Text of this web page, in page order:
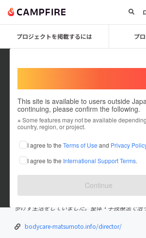
プロジェクトを掲載するには プ
This site is available to users outside
continuing, please confirm the following.
※ Some features may not be available
country, region, or project.
I agree to the Terms of Use and Privacy
I agree to the International Support Terms.
Continue
松本 恒平
これまでに14回支援して2件のプロジェクトを
在住国：日本 現在地：大阪府
出身国：日本 出身地：島根県
整体院ボディーケア松本代表の松本恒平です。私
才師をしていました。芸人時代に椎間板ヘルニ
歩けず生活をしていました。整体・手技療法で治
bodycare-matsumoto.info/director/